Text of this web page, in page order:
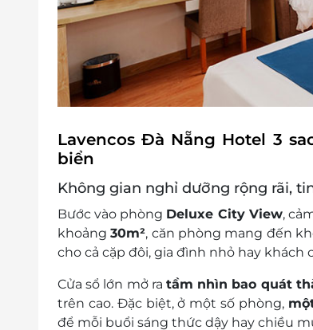
Điều kiện khác:
Áp dụng 01 e-Voucher/e-
Một khách hàng được mua
e-Voucher/e-Coupon không có
Không áp dụng đồng thời với
Lavencos Đà Nẵng Hotel 3
biển
Không gian nghỉ dưỡng rộng rãi,
Bước vào phòng Deluxe City View,
khoảng30m², căn phòng mang đến
cho cả cặp đôi, gia đình nhỏ hay
Cửa sổ lớn mở ra tầm nhìn bao quát
trên cao. Đặc biệt, ở một số phòng,
để mỗi buổi sáng thức dậy hay chiều